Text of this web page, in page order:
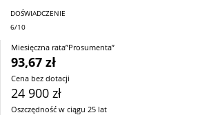
DOŚWIADCZENIE
6/10
Miesięczna rata”Prosumenta”
93,67 zł
Cena bez dotacji
24 900 zł
Oszczędność w ciągu 25 lat